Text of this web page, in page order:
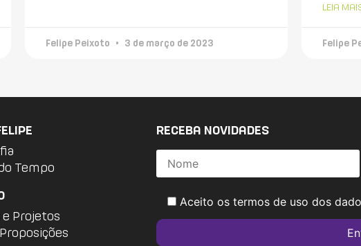
Felipe Peixoto 3 de março de 2023
LEIA
Felipe
Tempo
e Projetos
RECEBA NOVIDADES
Aceito os termos de uso dos